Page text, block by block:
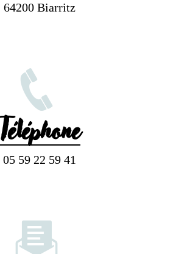
64200 Biarritz
Téléphone
05 59 22 59 41